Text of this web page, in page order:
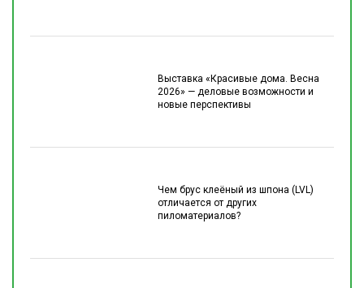
Выставка «Красивые дома. Весна
2026» — деловые возможности и
новые перспективы
Чем брус клеёный из шпона (LVL)
отличается от других
пиломатериалов?